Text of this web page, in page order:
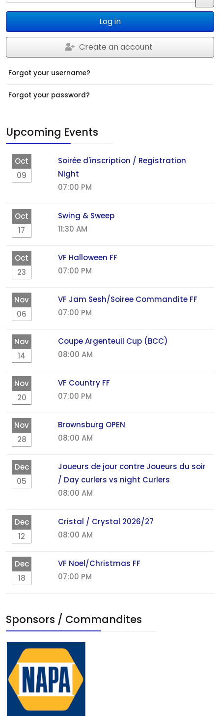
Log in
Create an account
Forgot your username?
Forgot your password?
Upcoming Events
Oct
09
Soirée d'inscription / Registration
Night
07:00 PM
Oct
17
Swing & Sweep
11:30 AM
Oct
23
VF Halloween FF
07:00 PM
Nov
06
VF Jam Sesh/Soiree Commandite FF
07:00 PM
Nov
14
Coupe Argenteuil Cup (BCC)
08:00 AM
Nov
20
VF Country FF
07:00 PM
Nov
28
Brownsburg OPEN
08:00 AM
Dec
05
Joueurs de jour contre Joueurs du soir
/ Day curlers vs night Curlers
08:00 AM
Dec
12
Cristal / Crystal 2026/27
08:00 AM
Dec
18
VF Noel/Christmas FF
07:00 PM
Sponsors / Commandites